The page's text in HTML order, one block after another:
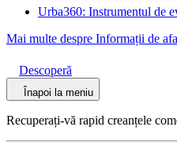
Urba360: Instrumentul de
Mai multe despre Informații de
Descoperă
Înapoi la meniu
Recuperați-vă rapid creanțele